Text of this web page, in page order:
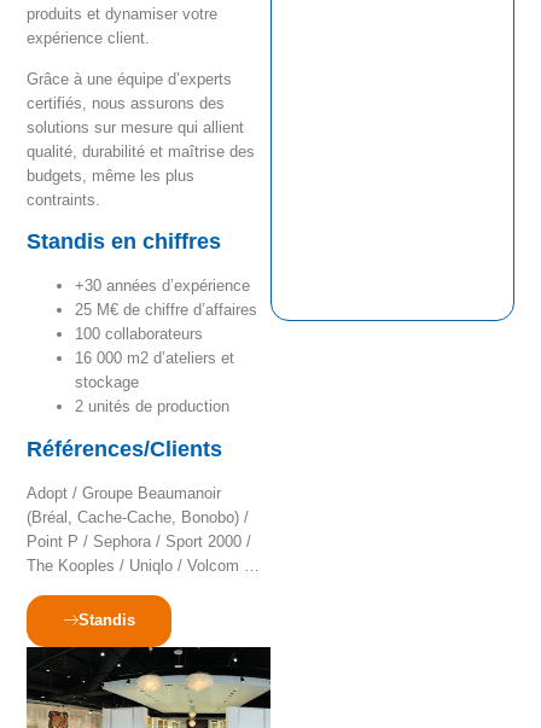
produits et dynamiser votre
expérience client.
Grâce à une équipe d’experts
certifiés, nous assurons des
solutions sur mesure qui allient
qualité, durabilité et maîtrise des
budgets, même les plus
contraints.
Standis en chiffres
+30 années d’expérience
25 M€ de chiffre d’affaires
100 collaborateurs
16 000 m2 d’ateliers et
stockage
2 unités de production
Références/Clients
Adopt / Groupe Beaumanoir
(Bréal, Cache-Cache, Bonobo) /
Point P / Sephora / Sport 2000 /
The Kooples / Uniqlo / Volcom …
Standis